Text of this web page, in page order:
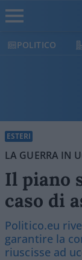
POLITICO
ESTERI
LA GUERRA IN
Il piano
caso di
Politico.eu
garantire la
riuscisse ad